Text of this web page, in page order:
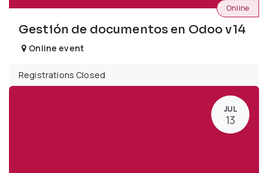
Gestión de documentos en Odoo v14
Online
Online event
Registrations Closed
JUL
13